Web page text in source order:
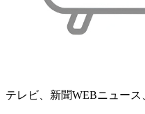
テレビ、新聞WEBニュー